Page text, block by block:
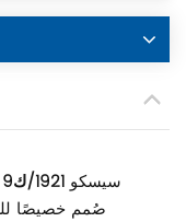
سيسكو1921/ك9